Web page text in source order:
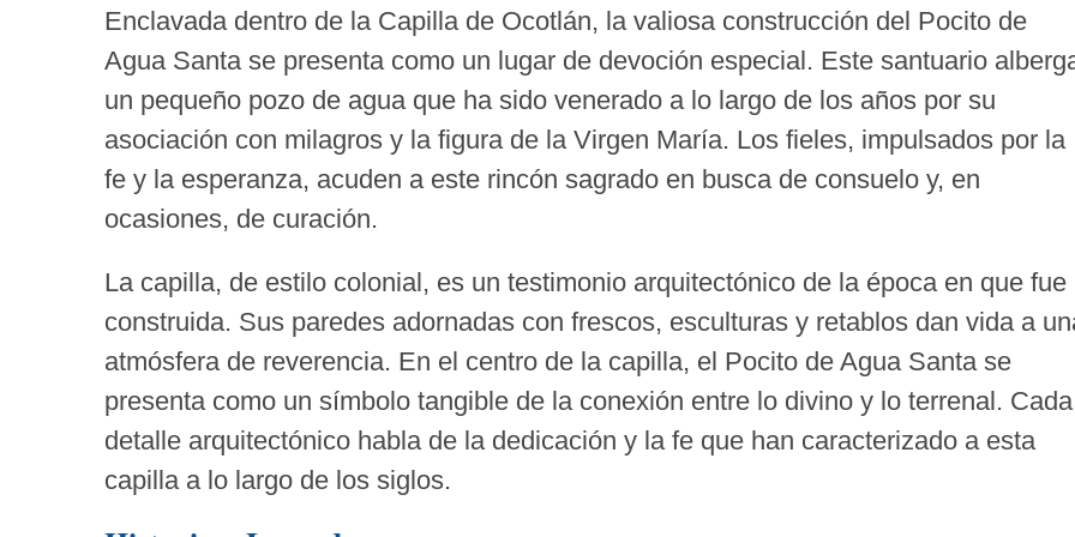
Enclavada dentro de la Capilla de Ocotlán, la valiosa construcción del Pocito de
Agua Santa se presenta como un lugar de devoción especial. Este santuario
un pequeño pozo de agua que ha sido venerado a lo largo de los años por su
asociación con milagros y la figura de la Virgen María. Los fieles, impulsados por la
fe y la esperanza, acuden a este rincón sagrado en busca de consuelo y, en
ocasiones, de curación.
La capilla, de estilo colonial, es un testimonio arquitectónico de la época en que fue
construida. Sus paredes adornadas con frescos, esculturas y retablos dan vida a
atmósfera de reverencia. En el centro de la capilla, el Pocito de Agua Santa se
presenta como un símbolo tangible de la conexión entre lo divino y lo terrenal. Cada
detalle arquitectónico habla de la dedicación y la fe que han caracterizado a esta
capilla a lo largo de los siglos.